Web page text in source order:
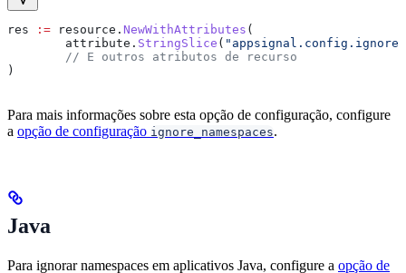
res := resource . NewWithAttributes (
	attribute
. StringSlice (
	// E outros atributos de recurso
)
Para mais informações sobre esta opção de configuração, configure
a opção de configuração ignore_namespaces.
Java
Para ignorar namespaces em aplicativos Java, configure a opção de